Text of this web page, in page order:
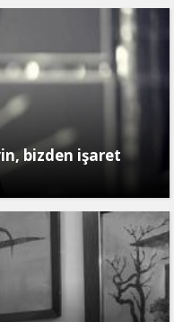
bizden işaret